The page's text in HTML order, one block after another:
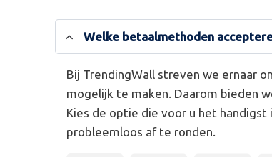
Welke betaalmethoden
Bij TrendingWall streven we ernaar
mogelijk te maken. Daarom bieden
Kies de optie die voor u het handigst
probleemloos af te ronden.